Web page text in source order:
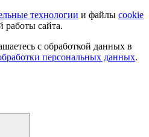
технологии и файлы cookie
работы сайта.
с обработкой данных в
персональных данных.